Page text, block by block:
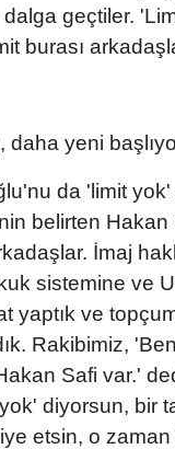
geçtiler.
burası
daha yeni
da 'limit
belirten Hakan
İmaj
sistemine ve
yaptık ve
Rakibimiz,
Safi var.'
diyorsun, bir
etsin, o